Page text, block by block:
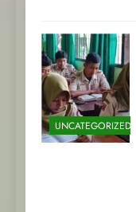
UNCATEGORIZED